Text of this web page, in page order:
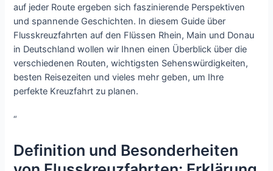
auf jeder Route ergeben sich faszinierende Perspektiven
und spannende Geschichten. In diesem Guide über
Flusskreuzfahrten auf den Flüssen Rhein, Main und Donau
in Deutschland wollen wir Ihnen einen Überblick über die
verschiedenen Routen, wichtigsten Sehenswürdigkeiten,
besten Reisezeiten und vieles mehr geben, um Ihre
perfekte Kreuzfahrt zu planen.
“
Definition und Besonderheiten